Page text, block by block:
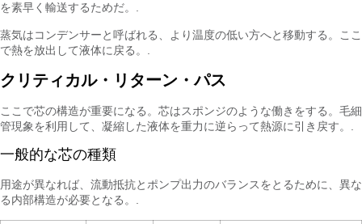
を素早く輸送するためだ。.
蒸気はコンデンサーと呼ばれる、より温度の低い方へと移動する。ここ
で熱を放出して液体に戻る。.
クリティカル・リターン・パス
ここで芯の構造が重要になる。芯はスポンジのような働きをする。毛細
管現象を利用して、凝縮した液体を重力に逆らって熱源に引き戻す。.
一般的な芯の種類
用途が異なれば、流動抵抗とポンプ出力のバランスをとるために、異な
る内部構造が必要となる。.